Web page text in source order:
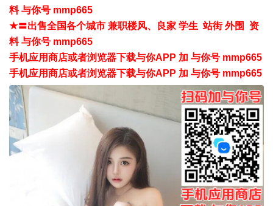
料 与你号 mmp665
★〓出售全国各个城市 兼职楼风、良家 学生 站街 外围 资
料 与你号 mmp665
手机应用商店或者浏览器下载与你APP 加 与你号 mmp665
手机应用商店或者浏览器下载与你APP 加 与你号 mmp665